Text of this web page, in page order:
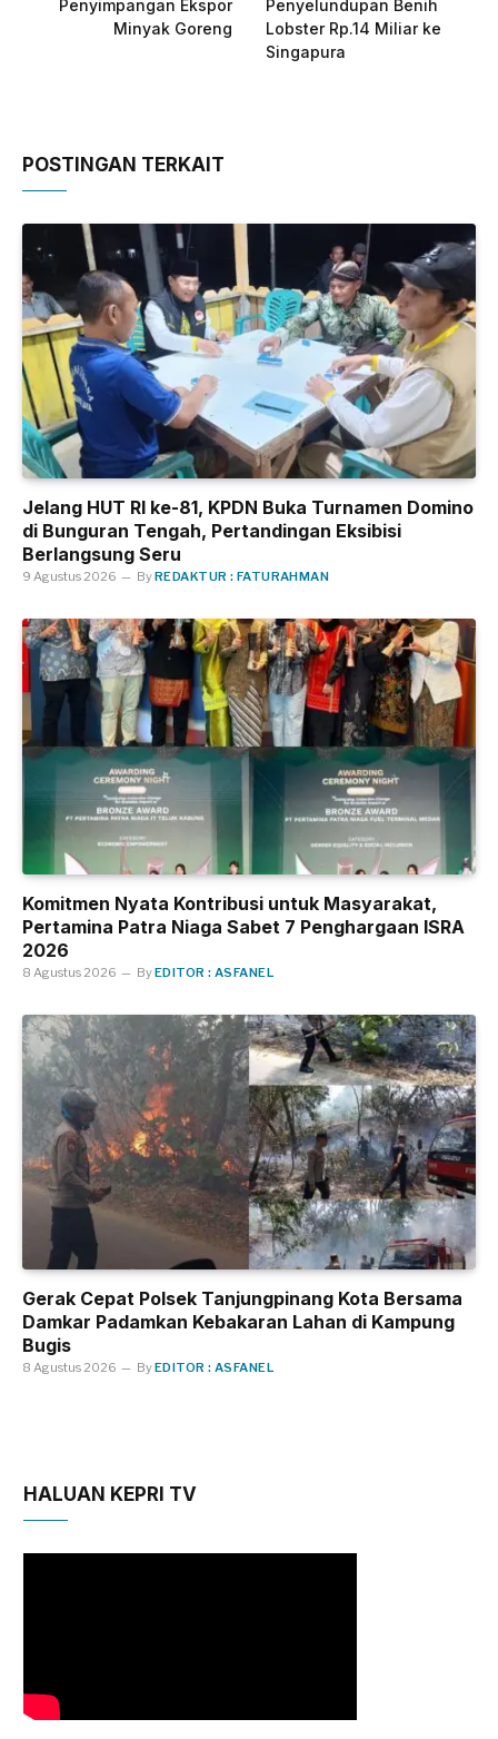
Penyimpangan Ekspor
Minyak Goreng
Penyelundupan Benih
Lobster Rp.14 Miliar ke
Singapura
POSTINGAN TERKAIT
Jelang HUT RI ke-81, KPDN Buka Turnamen Domino
di Bunguran Tengah, Pertandingan Eksibisi
Berlangsung Seru
9 Agustus 2026 ByREDAKTUR : FATURAHMAN
Komitmen Nyata Kontribusi untuk Masyarakat,
Pertamina Patra Niaga Sabet 7 Penghargaan ISRA
2026
8 Agustus 2026 ByEDITOR : ASFANEL
Gerak Cepat Polsek Tanjungpinang Kota Bersama
Damkar Padamkan Kebakaran Lahan di Kampung
Bugis
8 Agustus 2026 ByEDITOR : ASFANEL
HALUAN KEPRI TV